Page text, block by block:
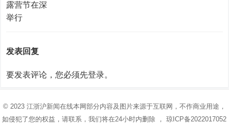
发表回复
要发表评论，您必须先登录。
© 2023 江浙沪新闻在线本网部分内容及图片来源于互联网，不作商业用途，
如侵犯了您的权益，请联系，我们将在24小时内删除 ，琼ICP备2022017052